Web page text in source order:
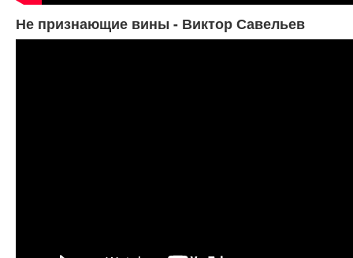
Не признающие вины - Виктор Савельев